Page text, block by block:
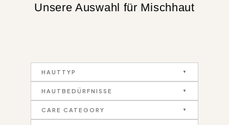
Unsere Auswahl für Mischhaut
HAUTTYP
HAUTBEDÜRFNISSE
CARE CATEGORY